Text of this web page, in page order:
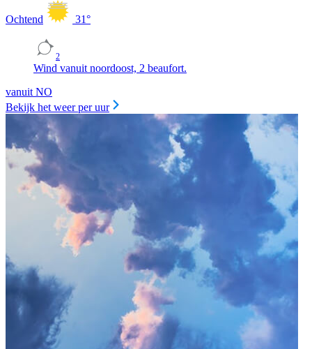
Ochtend 31°
2
Wind vanuit noordoost, 2 beaufort.
vanuit NO
Bekijk het weer per uur